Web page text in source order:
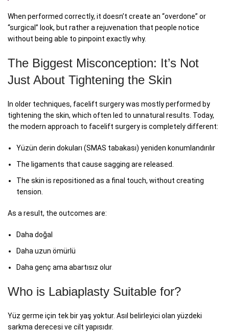
When performed correctly, it doesn’t create an “overdone” or
“surgical” look, but rather a rejuvenation that people notice
without being able to pinpoint exactly why.
The Biggest Misconception: It’s Not
Just About Tightening the Skin
In older techniques, facelift surgery was mostly performed by
tightening the skin, which often led to unnatural results. Today,
the modern approach to facelift surgery is completely different:
Yüzün derin dokuları (SMAS tabakası) yeniden konumlandırılır
The ligaments that cause sagging are released.
The skin is repositioned as a final touch, without creating
tension.
As a result, the outcomes are:
Daha doğal
Daha uzun ömürlü
Daha genç ama abartısız olur
Who is Labiaplasty Suitable for?
Yüz germe için tek bir yaş yoktur. Asıl belirleyici olan yüzdeki
sarkma derecesi ve cilt yapısıdır.